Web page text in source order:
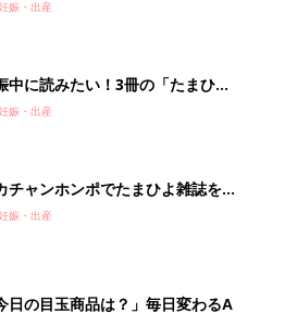
Amazon）
キングをもっと見る
気テーマ
づけ